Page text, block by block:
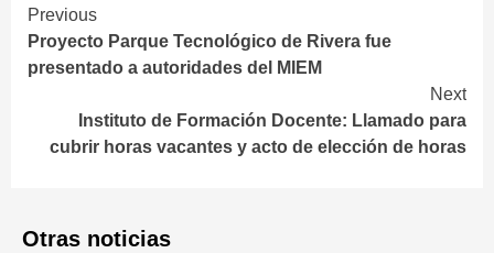
Continue
Reading
Previous
Proyecto Parque Tecnológico de Rivera fue
presentado a autoridades del MIEM
Next
Instituto de Formación Docente: Llamado para
cubrir horas vacantes y acto de elección de horas
Otras noticias